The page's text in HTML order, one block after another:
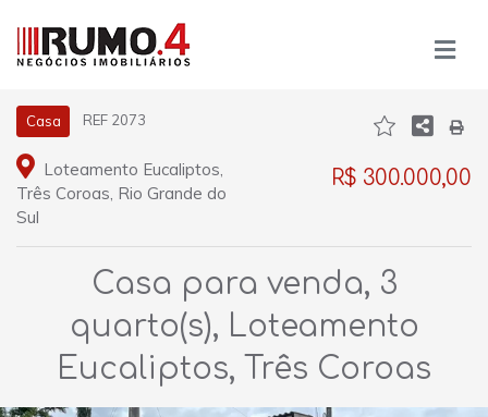
Casa REF 2073
Loteamento Eucaliptos,
Três Coroas, Rio Grande do
Sul
R$ 300.000,00
Casa para venda, 3
quarto(s), Loteamento
Eucaliptos, Três Coroas